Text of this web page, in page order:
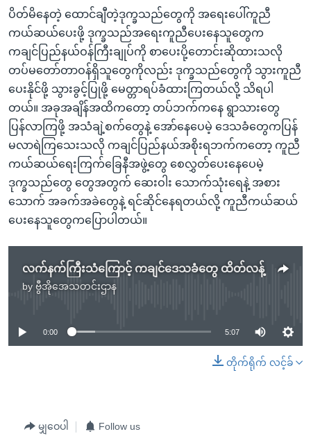
ပိတ်မိနေတဲ့ ထောင်ချီတဲ့ဒုက္ခသည်တွေကို အရေးပေါ်ကူညီ
ကယ်ဆယ်ပေးဖို့ ဒုက္ခသည်အရေးကူညီပေးနေသူတွေက
ကချင်ပြည်နယ်ဝန်ကြီးချုပ်ကို စာပေးပို့တောင်းဆိုထားသလို
တပ်မတော်တာဝန်ရှိသူတွေကိုလည်း ဒုက္ခသည်တွေကို သွားကူညီ
ပေးနိုင်ဖို့ သွားခွင့်ပြုဖို့ မေတ္တာရပ်ခံထားကြတယ်လို့ သိရပါ
တယ်။ အခုအချိန်အထိကတော့ တပ်ဘက်ကနေ ရွာသားတွေ
ပြန်လာကြဖို့ အသံချဲ့စက်တွေနဲ့ အော်နေပေမဲ့ ဒေသခံတွေကပြန်
မလာရဲကြသေးသလို ကချင်ပြည်နယ်အစိုးရဘက်ကတော့ ကူညီ
ကယ်ဆယ်ရေးကြက်ခြေနီအဖွဲ့တွေ စေလွှတ်ပေးနေပေမဲ့
ဒုက္ခသည်တွေ တွေအတွက် ဆေးဝါး သောက်သုံးရေနဲ့ အစား
သောက် အခက်အခဲတွေနဲ့ ရင်ဆိုင်နေရတယ်လို့ ကူညီကယ်ဆယ်
ပေးနေသူတွေကပြောပါတယ်။
လက်နက်ကြီးသံကြောင့် ကချင်ဒေသခံတွေ ထိတ်လန့်
by ဗွီအိုအေသတင်းဌာန
No media source currently available
0:00 5:07
တိုက်ရိုက် လင့်ခ်
မျှဝေပါ Follow us